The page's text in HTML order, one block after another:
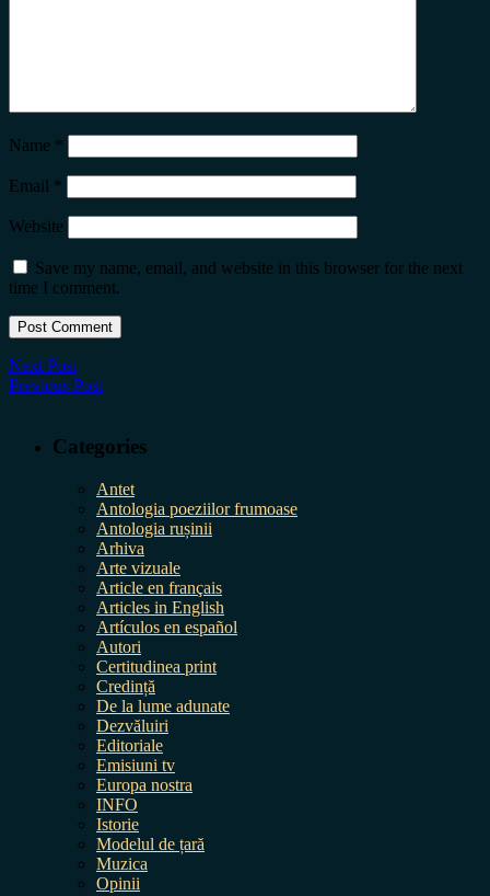
Name *
Email *
Website
Save my name, email, and website in this browser for the next
time I comment.
Next Post
Previous Post
Categories
Antet
Antologia poeziilor frumoase
Antologia rușinii
Arhiva
Arte vizuale
Article en français
Articles in English
Artículos en español
Autori
Certitudinea print
Credință
De la lume adunate
Dezvăluiri
Editoriale
Emisiuni tv
Europa nostra
INFO
Istorie
Modelul de țară
Muzica
Opinii